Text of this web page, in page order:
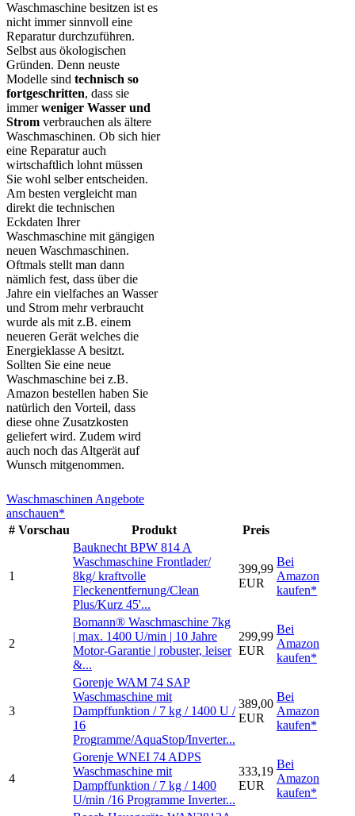
Waschmaschine besitzen ist es
nicht immer sinnvoll eine
Reparatur durchzuführen.
Selbst aus ökologischen
Gründen. Denn neuste
Modelle sind technisch so
fortgeschritten, dass sie
immerweniger Wasser und
Strom verbrauchen als ältere
Waschmaschinen. Ob sich hier
eine Reparatur auch
wirtschaftlich lohnt müssen
Sie wohl selber entscheiden.
Am besten vergleicht man
direkt die technischen
Eckdaten Ihrer
Waschmaschine mit gängigen
neuen Waschmaschinen.
Oftmals stellt man dann
nämlich fest, dass über die
Jahre ein vielfaches an Wasser
und Strom mehr verbraucht
wurde als mit z.B. einem
neueren Gerät welches die
Energieklasse A besitzt.
Sollten Sie eine neue
Waschmaschine bei z.B.
Amazon bestellen haben Sie
natürlich den Vorteil, dass
diese ohne Zusatzkosten
geliefert wird. Zudem wird
auch noch das Altgerät auf
Wunsch mitgenommen.
Waschmaschinen Angebote
anschauen*
# Vorschau Produkt Preis
1
Bauknecht BPW 814 A
Waschmaschine Frontlader/
8kg/ kraftvolle
Fleckenentfernung/Clean
Plus/Kurz 45'...
399,99
EUR
Bei
Amazon
kaufen*
2
Bomann® Waschmaschine 7kg
| max. 1400 U/min | 10 Jahre
Motor-Garantie | robuster, leiser
&...
299,99
EUR
Bei
Amazon
kaufen*
3
Gorenje WAM 74 SAP
Waschmaschine mit
Dampffunktion / 7 kg / 1400 U /
16
Programme/AquaStop/Inverter...
389,00
EUR
Bei
Amazon
kaufen*
4
Gorenje WNEI 74 ADPS
Waschmaschine mit
Dampffunktion / 7 kg / 1400
U/min /16 Programme Inverter...
333,19
EUR
Bei
Amazon
kaufen*